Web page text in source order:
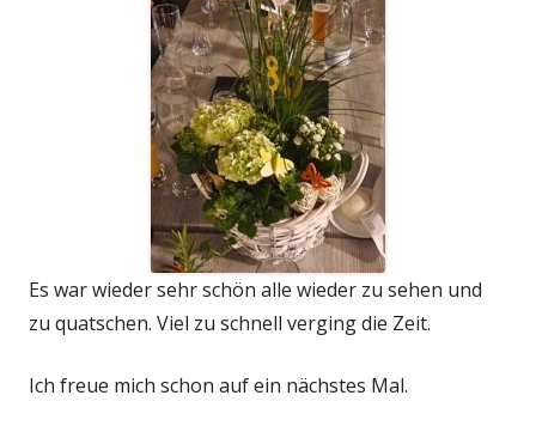
Es war wieder sehr schön alle wieder zu sehen und
zu quatschen. Viel zu schnell verging die Zeit.
Ich freue mich schon auf ein nächstes Mal.